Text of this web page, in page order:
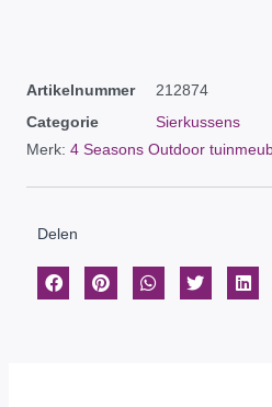
Artikelnummer
212874
Categorie
Sierkussens
Merk: 4 Seasons Outdoor
Delen